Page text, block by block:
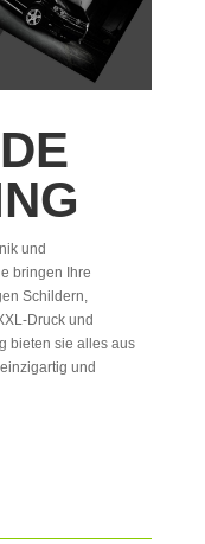
und
bringen Ihre
Schildern,
Druck und
bieten sie alles aus
und